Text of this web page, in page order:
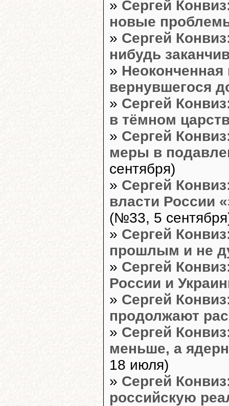
» Сергей
новые
» Сергей
нибудь
» Неоконченная
вернувшегося
» Сергей
в тёмном
» Сергей
меры в
сентября)
» Сергей
власти России
(№33, 5
» Сергей
прошлым и не
» Сергей
России и
» Сергей
продолжают
» Сергей
меньше, а
18 июля)
» Сергей
российскую